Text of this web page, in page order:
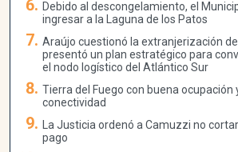
Debido al descongelamiento, el
ingresar a la Laguna de los Patos
Araújo cuestionó la extranjerización
presentó un plan estratégico para
el nodo logístico del Atlántico Sur
Tierra del Fuego con buena ocupación
conectividad
La Justicia ordenó a Camuzzi no
pago